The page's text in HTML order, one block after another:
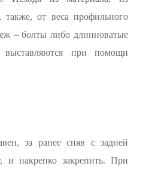
также, от веса профильного
– болты либо длинноватые
при помощи
за ранее сняв с задней
и накрепко закрепить. При